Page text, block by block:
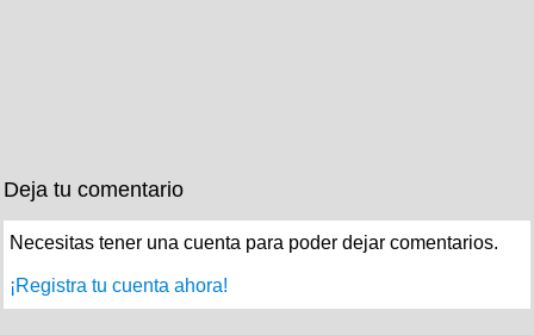
Deja tu comentario
Necesitas tener una cuenta para poder dejar comentarios.
¡Registra tu cuenta ahora!